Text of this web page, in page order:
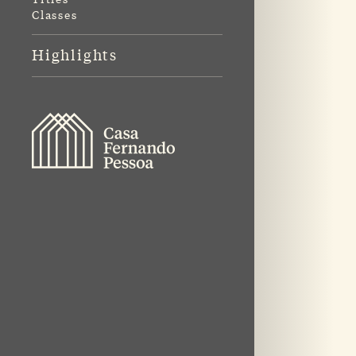
Classes
Highlights